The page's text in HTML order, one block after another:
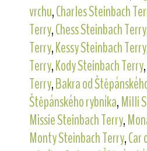
vrchu,Charles Steinbach
Terry,Chess Steinbach Terry
Terry,Kessy Steinbach Terry
Terry,Kody Steinbach Terry,
Terry,Bakra od
Štěpánského rybníka,Milli
Missie Steinbach Terry,
Monty Steinbach Terry,Car